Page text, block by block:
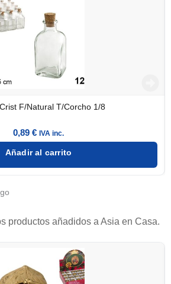
F/Natural T/Corcho 1/8
0,89 € IVA inc.
Añadir al carrito
productos añadidos a Asia en Casa.